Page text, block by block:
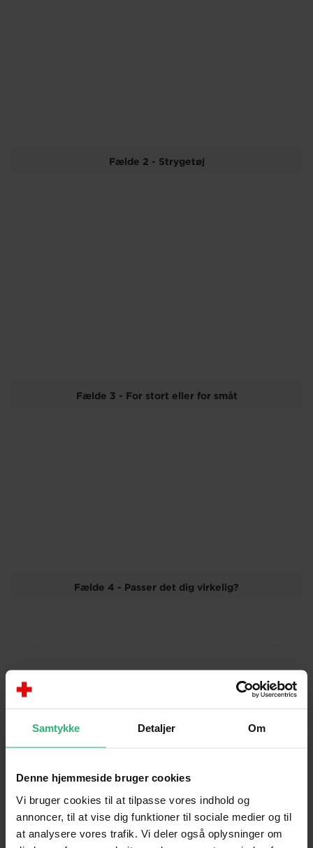
Samtykke Detaljer Om
Denne hjemmeside bruger cookies
Vi bruger cookies til at tilpasse vores indhold og
annoncer, til at vise dig funktioner til sociale medier og til
at analysere vores trafik. Vi deler også oplysninger om
Fælde 2 - Strygetøj
Fælde 3 - For stort eller for småt
Fælde 4 - Passer det dig virkelig?
Fælde 5 - Gamle Favoritter